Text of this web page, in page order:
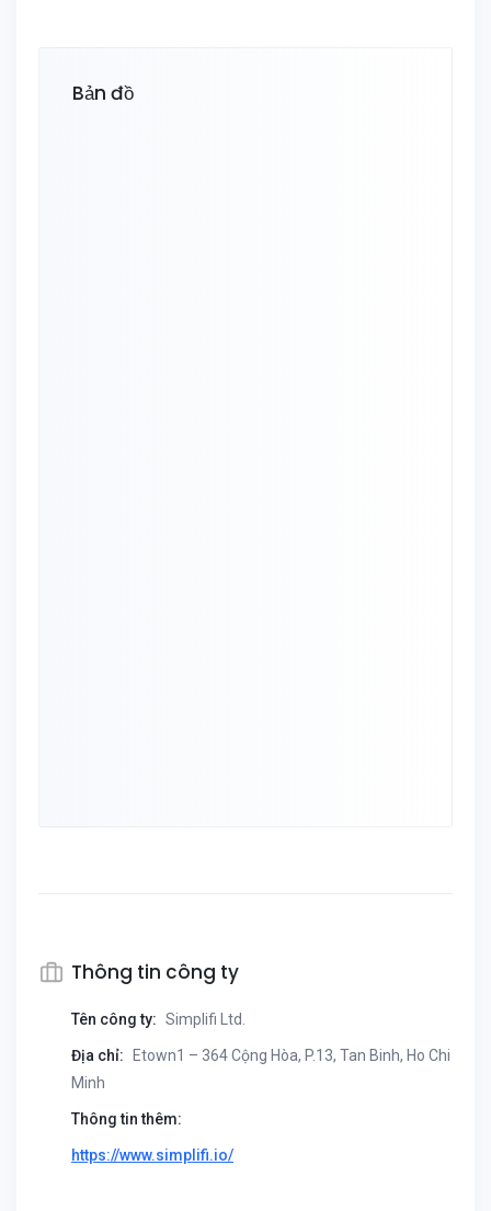
Bản đồ
Thông tin công ty
Tên công ty: Simplifi Ltd.
Địa chỉ:
Etown1 – 364 Cộng Hòa, P.13, Tan Binh, Ho Chi
Minh
Thông tin thêm:
https://www.simplifi.io/